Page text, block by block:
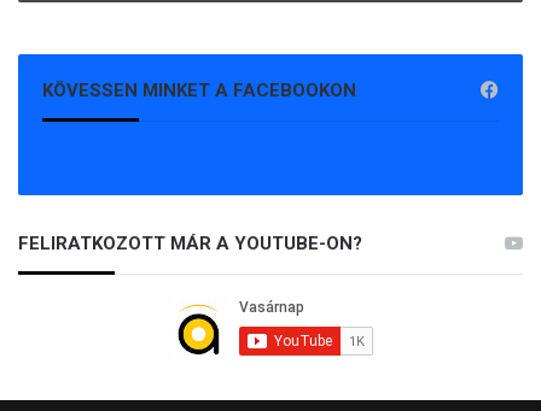
KÖVESSEN MINKET A FACEBOOKON
FELIRATKOZOTT MÁR A YOUTUBE-ON?